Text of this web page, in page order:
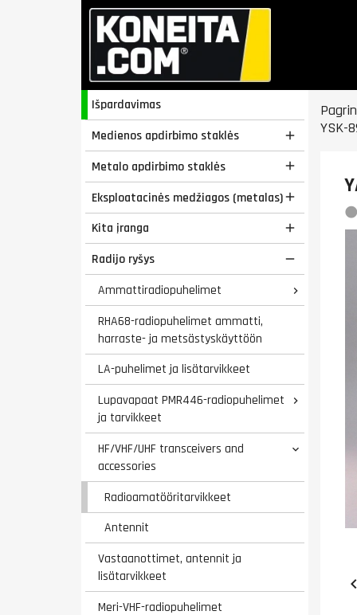
Išpardavimas
Medienos apdirbimo staklės

Metalo apdirbimo staklės 
Eksploatacinės medžiagos (metalas)
Kita įranga 
Radijo ryšys 
Ammattiradiopuhelimet 
RHA68-radiopuhelimet ammatti,
harraste- ja metsästyskäyttöön
LA-puhelimet ja lisätarvikkeet
Lupavapaat PMR446-radiopuhelimet
ja tarvikkeet

HF/VHF/UHF transceivers and
accessories

Radioamatööritarvikkeet
Antennit
Vastaanottimet, antennit ja
lisätarvikkeet
Meri-VHF-radiopuhelimet
YSK-